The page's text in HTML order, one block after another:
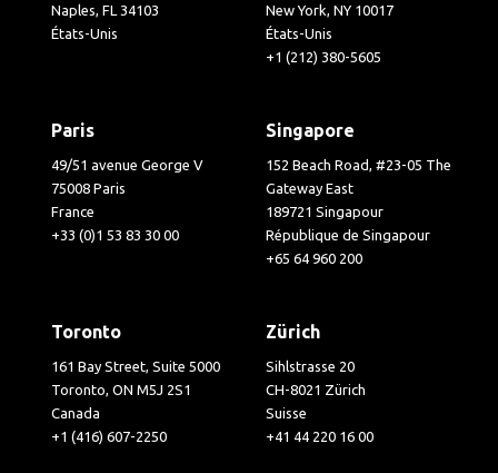
Naples, FL 34103
États-Unis
New York, NY 10017
États-Unis
+1 (212) 380-5605
Paris
49/51 avenue George V
75008 Paris
France
+33 (0)1 53 83 30 00
Singapore
152 Beach Road, #23-05 The
Gateway East
189721 Singapour
République de Singapour
+65 64 960 200
Toronto
161 Bay Street, Suite 5000
Toronto, ON M5J 2S1
Canada
+1 (416) 607-2250
Zürich
Sihlstrasse 20
CH-8021 Zürich
Suisse
+41 44 220 16 00